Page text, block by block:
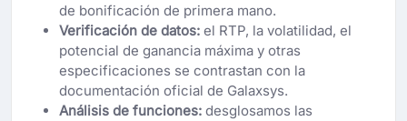
de bonificación de primera mano.
Verificación de datos: el RTP, la volatilidad, el
potencial de ganancia máxima y otras
especificaciones se contrastan con la
documentación oficial de Galaxsys.
Análisis de funciones: desglosamos las